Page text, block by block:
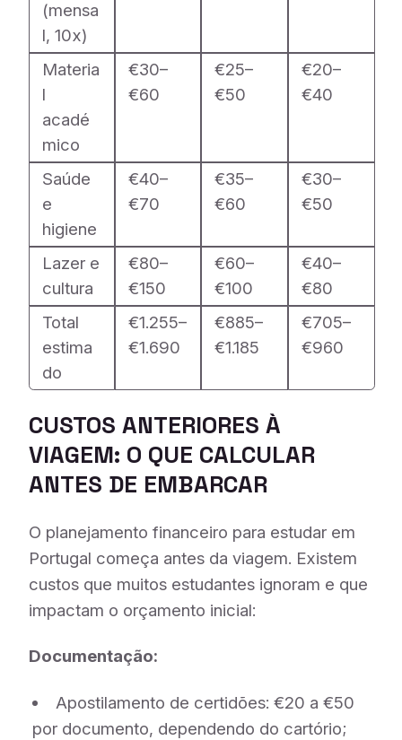
(mensa
l, 10x)
Materia
l
acadé
mico
€30–
€60
€25–
€50
€20–
€40
Saúde
e
higiene
€40–
€70
€35–
€60
€30–
€50
Lazer e
cultura
€80–
€150
€60–
€100
€40–
€80
Total
estima
do
€1.255–
€1.690
€885–
€1.185
€705–
€960
CUSTOS ANTERIORES À
VIAGEM: O QUE CALCULAR
ANTES DE EMBARCAR
O planejamento financeiro para estudar em
Portugal começa antes da viagem. Existem
custos que muitos estudantes ignoram e que
impactam o orçamento inicial:
Documentação:
Apostilamento de certidões: €20 a €50
por documento, dependendo do cartório;